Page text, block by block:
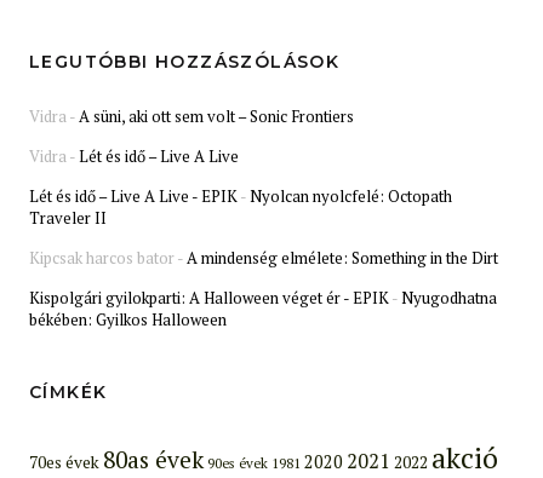
LEGUTÓBBI HOZZÁSZÓLÁSOK
Vidra-A süni, aki ott sem volt – Sonic Frontiers
Vidra-Lét és idő – Live A Live
Lét és idő – Live A Live - EPIK-Nyolcan nyolcfelé: Octopath
Traveler II
Kipcsak harcos bator-A mindenség elmélete: Something in the Dirt
Kispolgári gyilokparti: A Halloween véget ér - EPIK-Nyugodhatna
békében: Gyilkos Halloween
CÍMKÉK
70es évek 80as évek 90es évek 1981 2020 2021 2022 akció